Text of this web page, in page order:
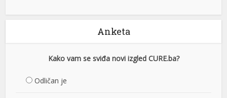
Anketa
Kako vam se sviđa novi izgled CURE.ba?
Odličan je